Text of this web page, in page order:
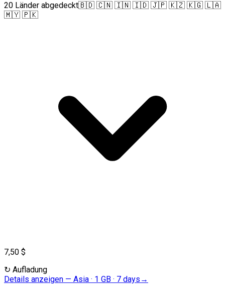
20 Länder abgedeckt🇧🇩 🇨🇳 🇮🇳 🇮🇩 🇯🇵 🇰🇿 🇰🇬 🇱🇦
🇲🇾 🇵🇰
7,50 $
↻ Aufladung
Details anzeigen — Asia · 1 GB · 7 days →